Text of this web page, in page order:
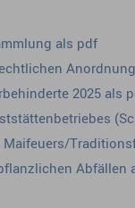
als pdf
2025 als
Abfällen